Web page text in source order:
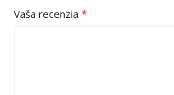
Vaša recenzia *